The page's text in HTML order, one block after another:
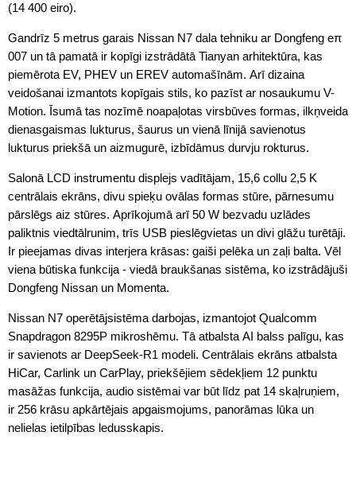
(14 400 eiro).
Gandrīz 5 metrus garais Nissan N7 dala tehniku ar Dongfeng eπ
007 un tā pamatā ir kopīgi izstrādātā Tianyan arhitektūra, kas
piemērota EV, PHEV un EREV automašīnām. Arī dizaina
veidošanai izmantots kopīgais stils, ko pazīst ar nosaukumu V-
Motion. Īsumā tas nozīmē noapaļotas virsbūves formas, ilkņveida
dienasgaismas lukturus, šaurus un vienā līnijā savienotus
lukturus priekšā un aizmugurē, izbīdāmus durvju rokturus.
Salonā LCD instrumentu displejs vadītājam, 15,6 collu 2,5 K
centrālais ekrāns, divu spieķu ovālas formas stūre, pārnesumu
pārslēgs aiz stūres. Aprīkojumā arī 50 W bezvadu uzlādes
paliktnis viedtālrunim, trīs USB pieslēgvietas un divi glāžu turētāji.
Ir pieejamas divas interjera krāsas: gaiši pelēka un zaļi balta. Vēl
viena būtiska funkcija - viedā braukšanas sistēma, ko izstrādājuši
Dongfeng Nissan un Momenta.
Nissan N7 operētājsistēma darbojas, izmantojot Qualcomm
Snapdragon 8295P mikroshēmu. Tā atbalsta AI balss palīgu, kas
ir savienots ar DeepSeek-R1 modeli. Centrālais ekrāns atbalsta
HiCar, Carlink un CarPlay, priekšējiem sēdekļiem 12 punktu
masāžas funkcija, audio sistēmai var būt līdz pat 14 skaļruņiem,
ir 256 krāsu apkārtējais apgaismojums, panorāmas lūka un
nelielas ietilpības ledusskapis.